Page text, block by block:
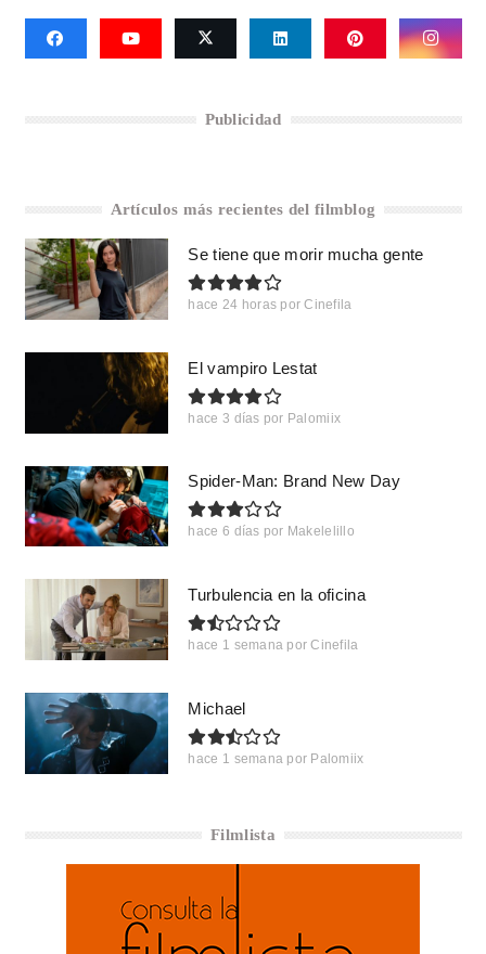
Publicidad
Artículos más recientes del filmblog
Se tiene que morir mucha gente
hace 24 horas por Cinefila
El vampiro Lestat
hace 3 días por Palomiix
Spider-Man: Brand New Day
hace 6 días por Makelelillo
Turbulencia en la oficina
hace 1 semana por Cinefila
Michael
hace 1 semana por Palomiix
Filmlista